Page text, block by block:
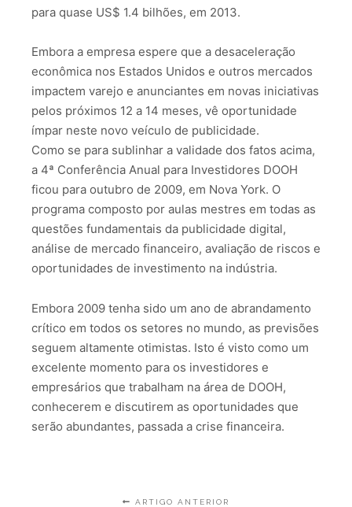
para quase US$ 1.4 bilhões, em 2013.
Embora a empresa espere que a desaceleração
econômica nos Estados Unidos e outros mercados
impactem varejo e anunciantes em novas iniciativas
pelos próximos 12 a 14 meses, vê oportunidade
ímpar neste novo veículo de publicidade.
Como se para sublinhar a validade dos fatos acima,
a 4ª Conferência Anual para Investidores DOOH
ficou para outubro de 2009, em Nova York. O
programa composto por aulas mestres em todas as
questões fundamentais da publicidade digital,
análise de mercado financeiro, avaliação de riscos e
oportunidades de investimento na indústria.
Embora 2009 tenha sido um ano de abrandamento
crítico em todos os setores no mundo, as previsões
seguem altamente otimistas. Isto é visto como um
excelente momento para os investidores e
empresários que trabalham na área de DOOH,
conhecerem e discutirem as oportunidades que
serão abundantes, passada a crise financeira.
ARTIGO ANTERIOR